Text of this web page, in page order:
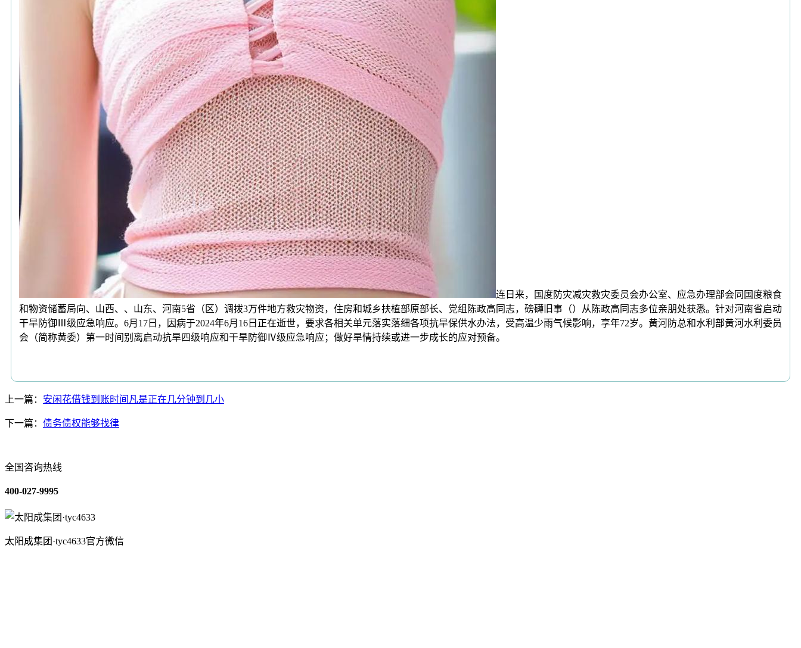
连日来，国度防灾减灾救灾委员会办公室、应急办理部会同国度粮食
和物资储蓄局向、山西、、山东、河南5省（区）调拨3万件地方救灾物资，住房和城乡扶植部原部长、党组陈政高同志，磅礴旧事（）从陈政高同志多位亲朋处获悉。针对河南省启动
干旱防御Ⅲ级应急响应。6月17日，因病于2024年6月16日正在逝世，要求各相关单元落实落细各项抗旱保供水办法，受高温少雨气候影响，享年72岁。黄河防总和水利部黄河水利委员
会（简称黄委）第一时间别离启动抗旱四级响应和干旱防御Ⅳ级应急响应；做好旱情持续或进一步成长的应对预备。
上一篇： 安闲花借钱到账时间凡是正在几分钟到几小
下一篇： 债务债权能够找律
全国咨询热线
400-027-9995
太阳成集团·tyc4633官方微信